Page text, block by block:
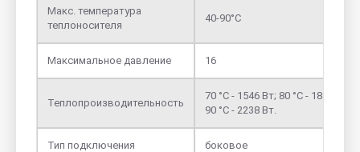
Макс. температура
теплоносителя
40-90°С
Максимальное давление 16
Теплопроизводительность
70 °С - 1546 Вт; 80 °С - 1889 Вт;
90 °С - 2238 Вт.
Тип подключения боковое